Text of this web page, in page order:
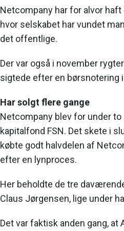
Netcompany har for alvor haft
hvor selskabet har vundet
det offentlige.
Der var også i november
sigtede efter en børsnotering i
Har solgt flere gange
Netcompany blev for under
kapitalfond FSN. Det skete i
købte godt halvdelen af
efter en lynproces.
Her beholdte de tre
Claus Jørgensen, lige under
Det var faktisk anden gang,